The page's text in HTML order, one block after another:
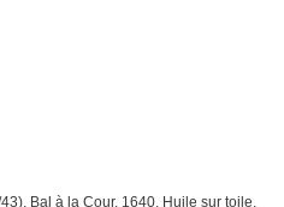
Bal à la Cour, 1640. Huile sur toile,